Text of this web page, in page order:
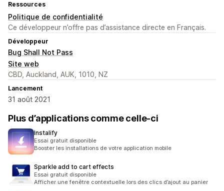
Ressources
Politique de confidentialité
Ce développeur n’offre pas d’assistance directe en Français.
Développeur
Bug Shall Not Pass
Site web
CBD, Auckland, AUK, 1010, NZ
Lancement
31 août 2021
Plus d’applications comme celle-ci
Instalify
Essai gratuit disponible
Booster les installations de votre application mobile
Sparkle add to cart effects
Essai gratuit disponible
Afficher une fenêtre contextuelle lors des clics d’ajout au panier